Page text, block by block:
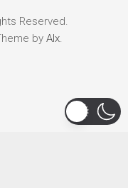
Reserved.
by Alx.